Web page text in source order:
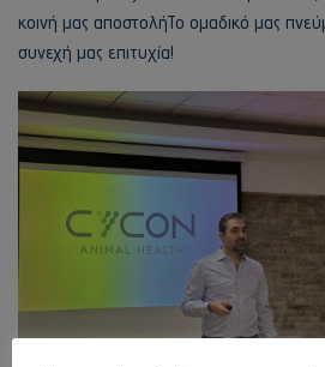
κοινή μας αποστολήΤο ομαδικό μας
συνεχή μας επιτυχία!